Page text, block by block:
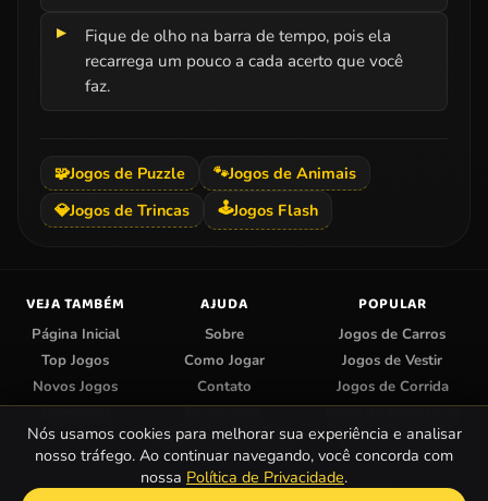
Fique de olho na barra de tempo, pois ela
recarrega um pouco a cada acerto que você
faz.
🧩Jogos de Puzzle 🐾Jogos de Animais
💎Jogos de Trincas 🕹️Jogos Flash
VEJA TAMBÉM
Página Inicial
Top Jogos
Novos Jogos
Categorias
AJUDA
Sobre
Como Jogar
Contato
Enviar Jogo
Centro de Privacidade
POPULAR
Jogos de Carros
Jogos de Vestir
Jogos de Corrida
Jogos do Papa Louie
Jogos de Colorir
Nós usamos cookies para melhorar sua experiência e analisar
nosso tráfego. Ao continuar navegando, você concorda com
nossa Política de Privacidade.